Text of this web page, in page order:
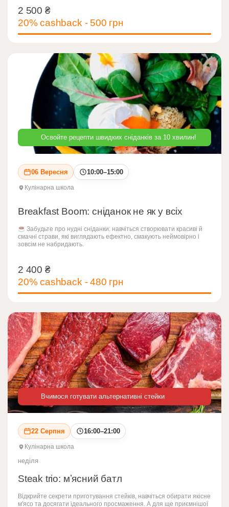
2 500 ₴
20% cashback - 500 грн
2 500 ₴
Освойте рецепти швидких сніданків за 10 хвилин!
06 Вересня 10:00–15:00
Кулінарна школа
Breakfast Boom: сніданок не як у всіх
Забудьте про нудні сніданки: навчіться створювати красиві й
смачні страви, які виглядають ефектно, смакують неймовірно і
зовсім не набридають.
2 400 ₴
20% cashback - 480 грн
2 400 ₴
Вчимося готувати альтернативні стейки
22 Серпня 16:00–21:00
Кулінарна школа
неділя
Steak trio: мʼясний батл
Відкрийте секрети приготування стейків, навчіться обирати якісне
м'ясо та досягати ідеального просмаження. А для ще приємнішої